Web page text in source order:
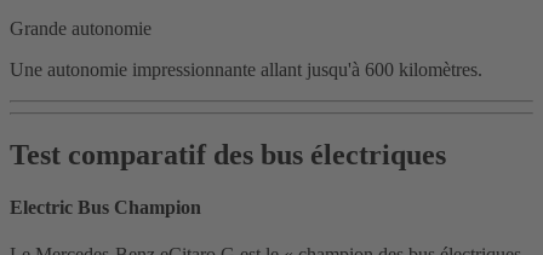
Grande autonomie
Une autonomie impressionnante allant jusqu'à 600 kilomètres.
Test comparatif des bus électriques
Electric Bus Champion